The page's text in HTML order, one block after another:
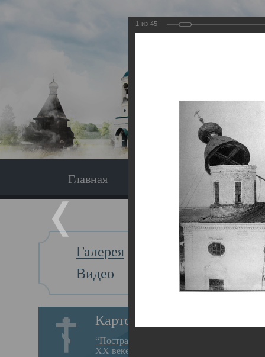
Главная Экскурсия
Галерея
Видео
Картотека
“Пострадавшие за веру в
XX веке на Севере”
Главная
1 из 45